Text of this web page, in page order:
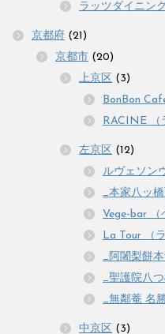
ラッツダイニン
京都府 (21)
京都市 (20)
上京区 (3)
BonBon
RACINE （
左京区 (12)
ルヴェソン
_本家八ッ
Vege-bar （
La Tour （
_阿闍梨餅
_聖護院八
_無鄰菴 名
中京区 (3)